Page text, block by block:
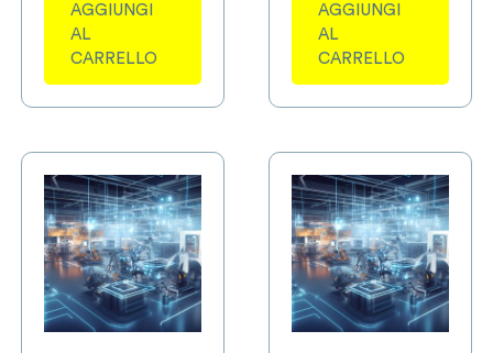
AGGIUNGI
AL
CARRELLO
AGGIUNGI
AL
CARRELLO